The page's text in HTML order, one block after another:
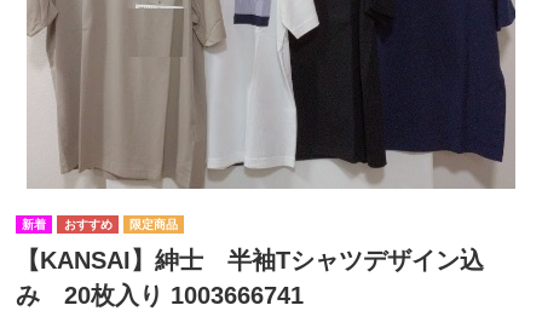
【KANSAI】紳士 半袖Tシャツデザイン込
み 20枚入り 1003666741